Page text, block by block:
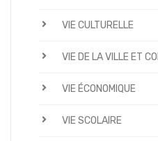
VIE CULTURELLE
VIE DE LA VILLE ET
VIE ÉCONOMIQUE
VIE SCOLAIRE